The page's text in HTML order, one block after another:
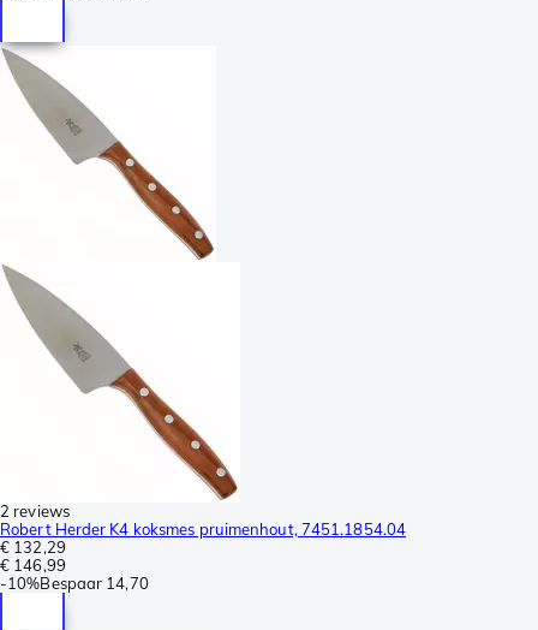
2 reviews
Robert Herder K4 koksmes pruimenhout, 7451.1854.04
€ 132,29
€ 146,99
-10%Bespaar 14,70